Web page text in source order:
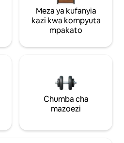
Meza ya kufanyia
kazi kwa kompyuta
mpakato
Chumba cha
mazoezi